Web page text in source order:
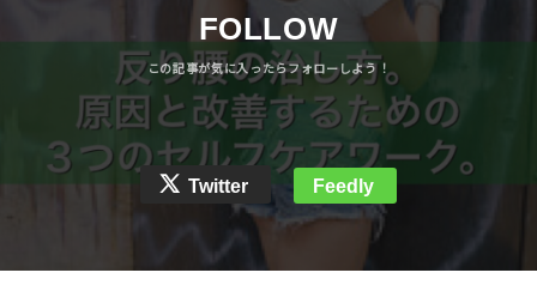
FOLLOW
Twitter Feedly